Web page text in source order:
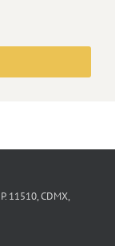
11510, CDMX,